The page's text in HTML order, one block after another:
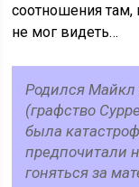
соотношения там,
не мог видеть…
Родился Майкл
(графство
была
предпочитали
гоняться за